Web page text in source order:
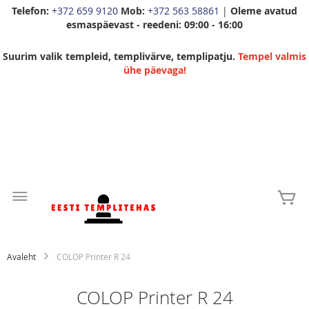
Telefon: +372 659 9120 Mob: +372 563 58861 | Oleme avatud
esmaspäevast - reedeni: 09:00 - 16:00
Suurim valik templeid, templivärve, templipatju. Tempel valmis
ühe päevaga!
Content
Avaleht COLOP Printer R 24
COLOP Printer R 24